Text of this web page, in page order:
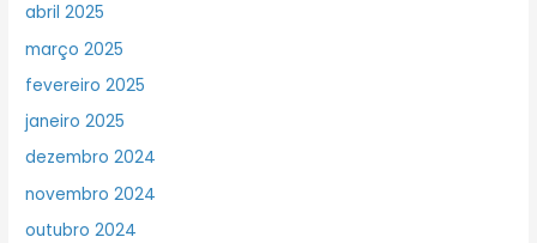
abril 2025
março 2025
fevereiro 2025
janeiro 2025
dezembro 2024
novembro 2024
outubro 2024